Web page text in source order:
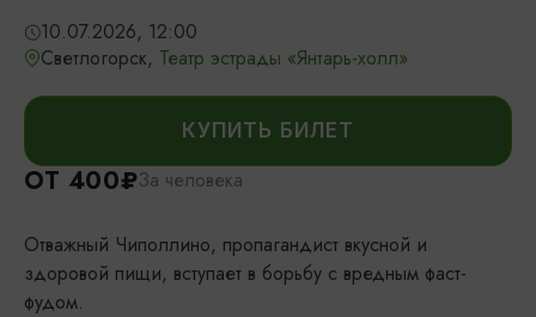
10.07.2026, 12:00
Светлогорск, Театр эстрады «Янтарь-холл»
КУПИТЬ БИЛЕТ
ОТ 400₽За человека
Отважный Чиполлино, пропагандист вкусной и
здоровой пищи, вступает в борьбу с вредным фаст-
фудом.